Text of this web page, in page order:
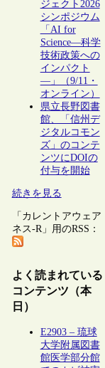
ジェクト2026
シンポジウム
「AI for
Science―科学
技術政策への
インパクト
―」（9/11・
オンライン）
県立長野図書
館、「信州デ
ジタルコモン
ズ」のコンテ
ンツにDOIの
付与を開始
続きを見る
「カレントアウェア
ネス-R」用のRSS：
よく読まれている
コンテンツ（本
日）
E2903 – 琉球
大学附属図書
館医学部分館